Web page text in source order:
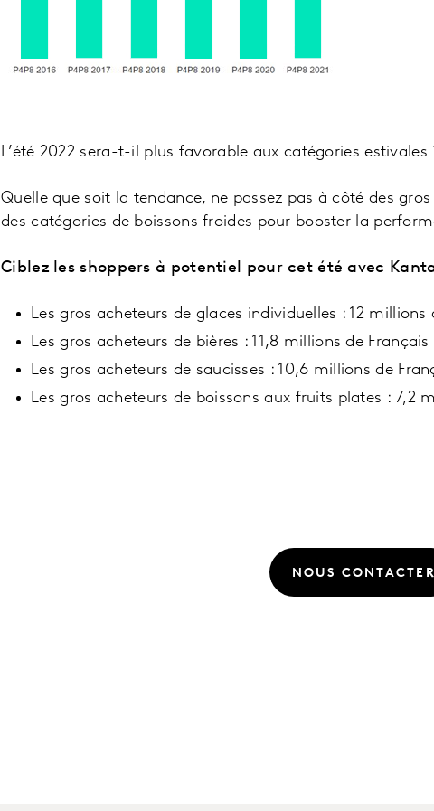
L’été 2022 sera-t-il plus favorable aux catégories estivales
Quelle que soit la tendance, ne passez pas à côté des
des catégories de boissons froides pour booster la
Ciblez les shoppers à potentiel pour cet été avec
Les gros acheteurs de glaces individuelles : 12 millions
Les gros acheteurs de bières : 11,8 millions de Français
Les gros acheteurs de saucisses : 10,6 millions de
Les gros acheteurs de boissons aux fruits plates : 7,2
NOUS CONTACTER